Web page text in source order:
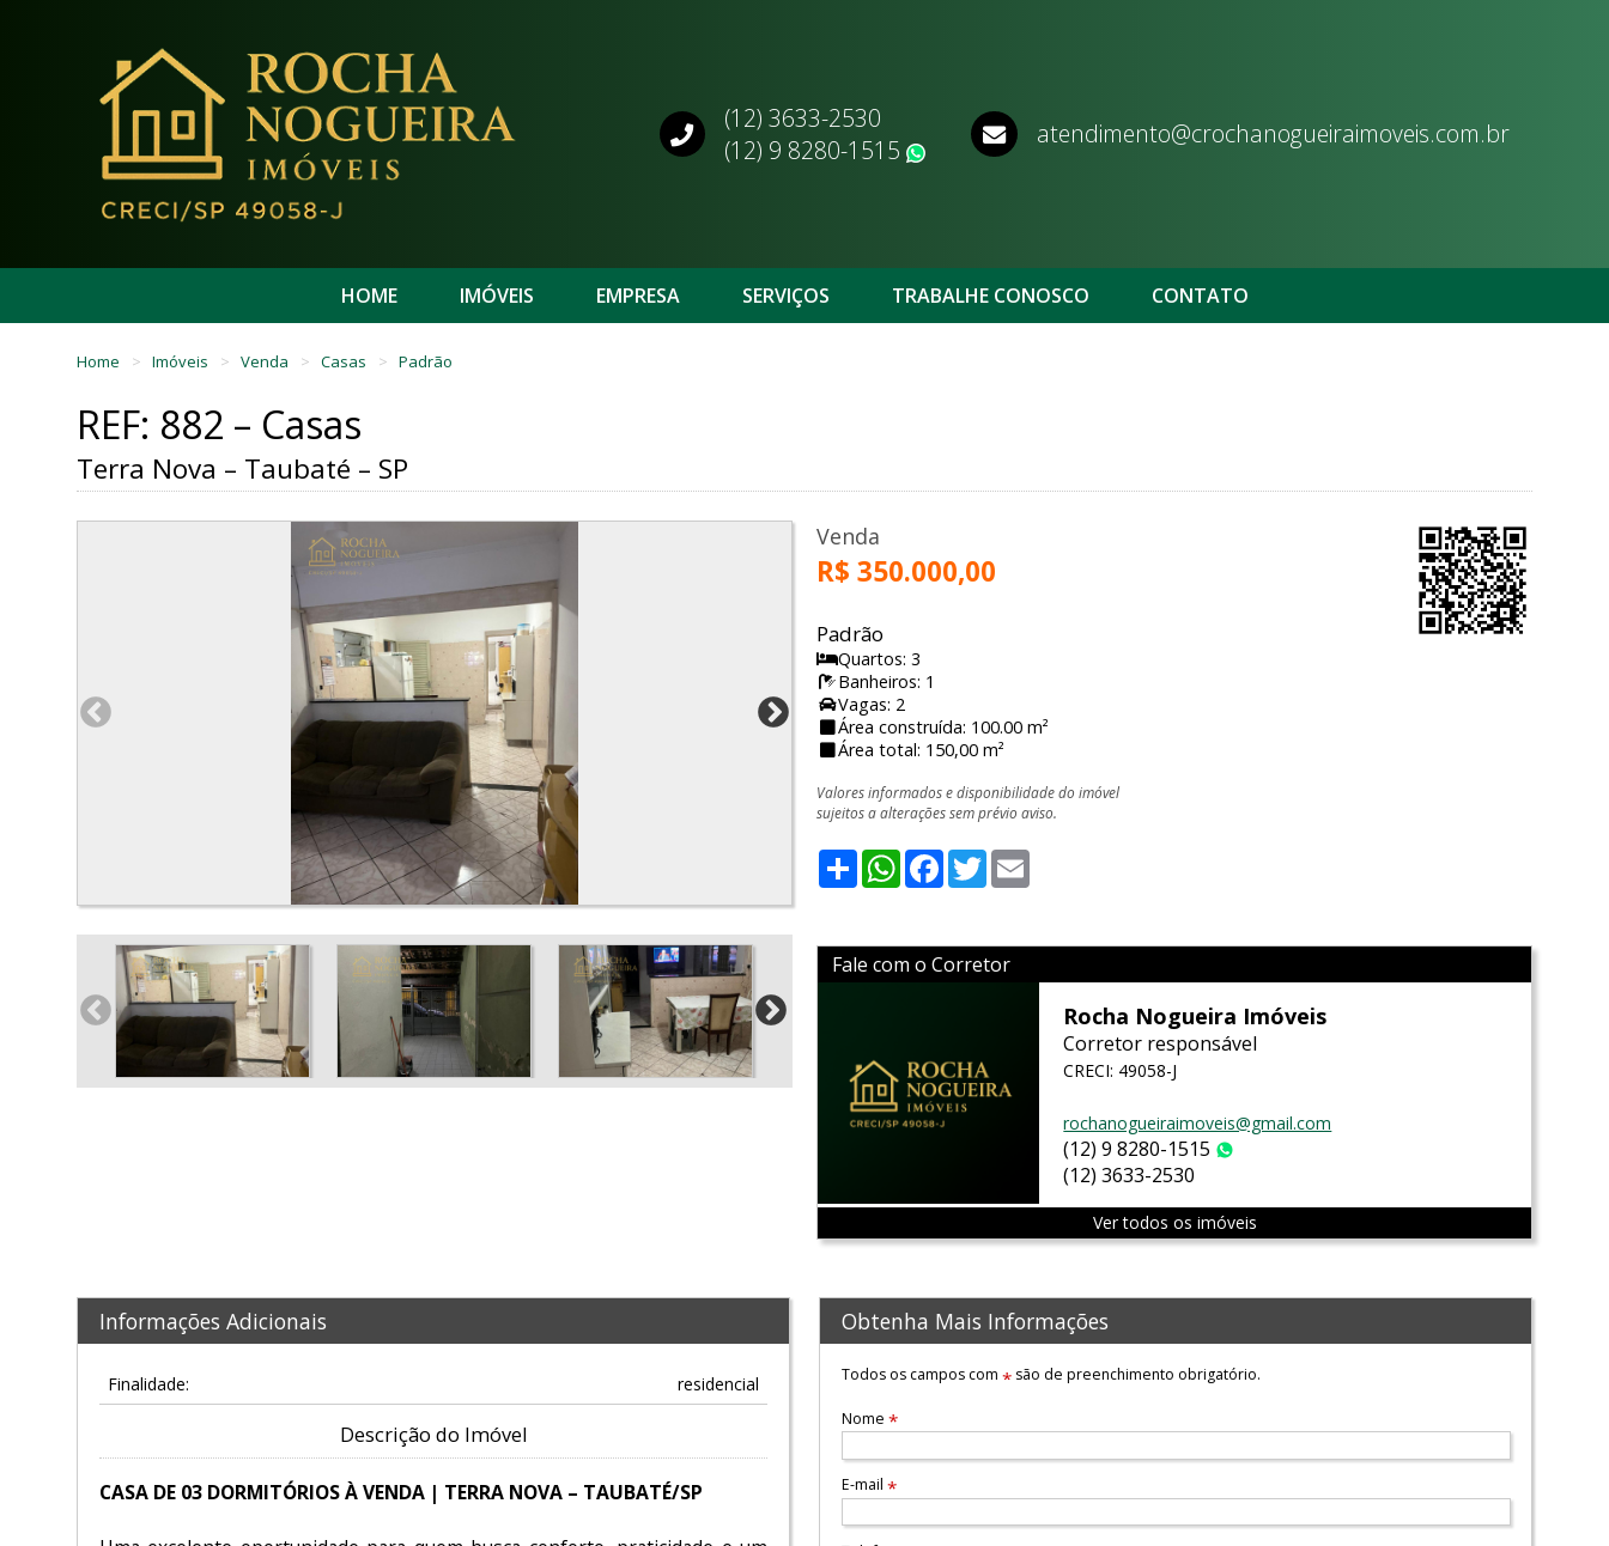
(12) 3633-2530
(12) 9 8280-1515
WhatsApp
atendimento@crochanogueiraimoveis.com.br
HOME IMÓVEIS EMPRESA SERVIÇOS TRABALHE CONOSCO CONTATO
Home Imóveis Venda Casas Padrão
REF: 882 – Casas
Terra Nova – Taubaté – SP
Venda
R$ 350.000,00
Padrão
Quartos: 3
Banheiros: 1
Vagas: 2
Área construída: 100.00 m²
Área total: 150,00 m²
Valores informados e disponibilidade do imóvel
sujeitos a alterações sem prévio aviso.
ShareWhatsApp
Facebook
Twitter
Fale com o Corretor
Rocha Nogueira Imóveis
Corretor responsável
CRECI: 49058-J
rochanogueiraimoveis@gmail.com
(12) 9 8280-1515
(12) 3633-2530
Ver todos os imóveis
Informações Adicionais
Finalidade: residencial
Descrição do Imóvel
CASA DE 03 DORMITÓRIOS À VENDA | TERRA NOVA – TAUBATÉ/SP
Obtenha Mais Informações
Todos os campos com *são de preenchimento obrigatório.
Nome *
E-mail *